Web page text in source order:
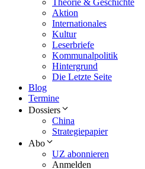
Aktion
Internationales
Kultur
Leserbriefe
Kommunalpolitik
Hintergrund
Die Letzte Seite
Blog
Termine
Dossiers
China
Strategiepapier
Abo
UZ abonnieren
Anmelden